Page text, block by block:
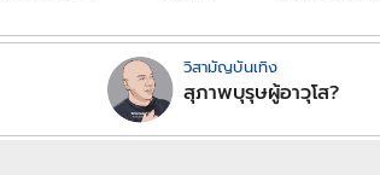
วิสามัญบันเทิง
สุภาพบุรุษผู้อาวุโส?